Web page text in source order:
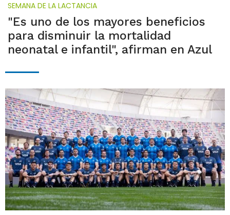
SEMANA DE LA LACTANCIA
"Es uno de los mayores beneficios
para disminuir la mortalidad
neonatal e infantil", afirman en Azul